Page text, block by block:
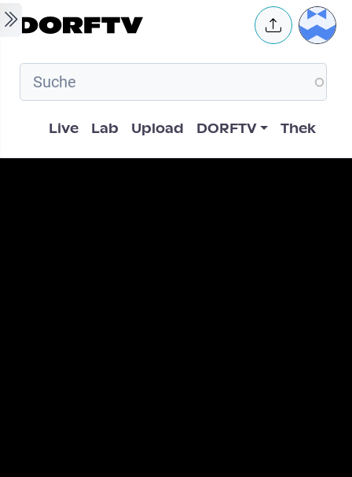
Skip to main content User
Hauptnavigation
Live Lab Upload DORFTV Thek